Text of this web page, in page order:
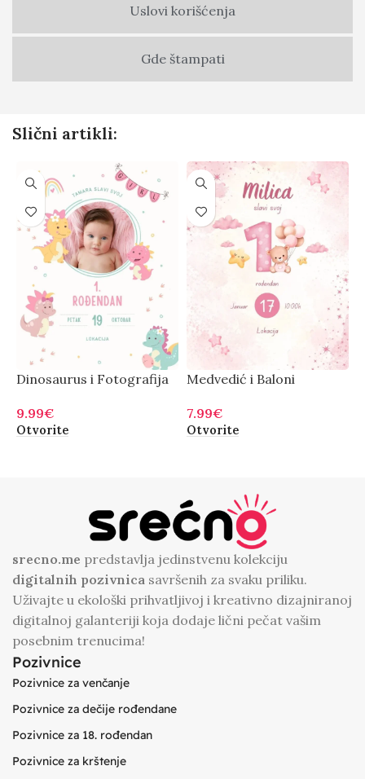
Uslovi korišćenja
Gde štampati
Slični artikli:
Dinosaurus i Fotografija
9.99€
Otvorite
Medvedić i Baloni
7.99€
Otvorite
srecno.me predstavlja jedinstvenu kolekciju
digitalnih pozivnica savršenih za svaku priliku.
Uživajte u ekološki prihvatljivoj i kreativno dizajniranoj
digitalnoj galanteriji koja dodaje lični pečat vašim
posebnim trenucima!
Pozivnice
Pozivnice za venčanje
Pozivnice za dečije rođendane
Pozivnice za 18. rođendan
Pozivnice za krštenje